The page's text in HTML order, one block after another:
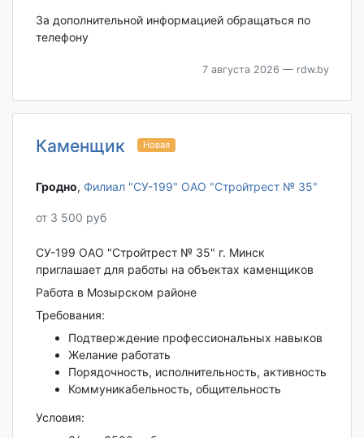
За дополнительной информацией обращаться по
телефону
7 августа 2026 — rdw.by
Каменщик Новая
Гродно‎, Филиал "СУ-199" ОАО "Стройтрест № 35"
от 3 500 руб
СУ-199 ОАО "Стройтрест № 35" г. Минск
приглашает для работы на объектах каменщиков
Работа в Мозырском районе
Требования:
Подтверждение профессиональных навыков
Желание работать
Порядочность, исполнительность, активность
Коммуникабельность, общительность
Условия: